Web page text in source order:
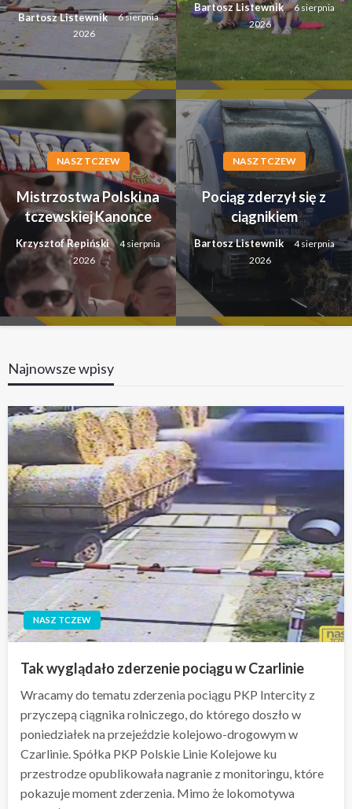
Bartosz Listewnik
6 sierpnia
2026
Bartosz Listewnik
6 sierpnia
2026
NASZ TCZEW
Mistrzostwa Polski na
tczewskiej Kanonce
Krzysztof Repiński
4 sierpnia
2026
NASZ TCZEW
Pociąg zderzył się z
ciągnikiem
Bartosz Listewnik
4 sierpnia
2026
Najnowsze wpisy
NASZ TCZEW
Tak wyglądało zderzenie pociągu w Czarlinie
Wracamy do tematu zderzenia pociągu PKP Intercity z
przyczepą ciągnika rolniczego, do którego doszło w
poniedziałek na przejeździe kolejowo-drogowym w
Czarlinie. Spółka PKP Polskie Linie Kolejowe ku
przestrodze opublikowała nagranie z monitoringu, które
pokazuje moment zderzenia. Mimo że lokomotywa